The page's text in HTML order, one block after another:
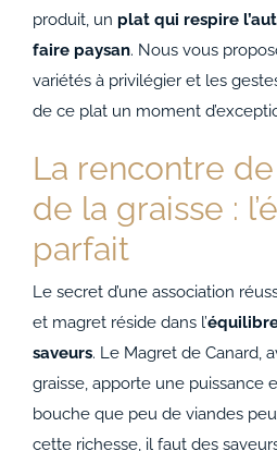
produit, un plat qui respire
faire paysan. Nous vous
variétés à privilégier et les
de ce plat un moment
La rencontre
de la graisse :
parfait
Le secret d’une association
et magret réside dans l’
saveurs. Le Magret de Canard,
graisse, apporte une puissance
bouche que peu de viandes
cette richesse, il faut des